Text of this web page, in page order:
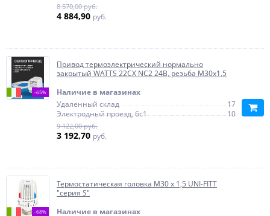
8 570,00 руб.
4 884,90 руб.
-65%
Привод термоэлектрический нормально
закрытый WATTS 22CX NC2 24В, резьба М30х1,5
Наличие в магазинах
Удаленный склад
17
Электродный проезд, 6с1
10
9 122,00 руб.
3 192,70 руб.
-68%
Термостатическая головка M30 х 1,5 UNI-FITT
"серия S"
Наличие в магазинах